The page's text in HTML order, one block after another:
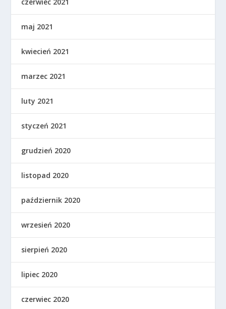
maj 2021
kwiecień 2021
marzec 2021
luty 2021
styczeń 2021
grudzień 2020
listopad 2020
październik 2020
wrzesień 2020
sierpień 2020
lipiec 2020
czerwiec 2020